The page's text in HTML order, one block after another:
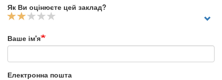
Як Ви оцінюєте цей заклад?
Ваше ім'я
Електронна пошта